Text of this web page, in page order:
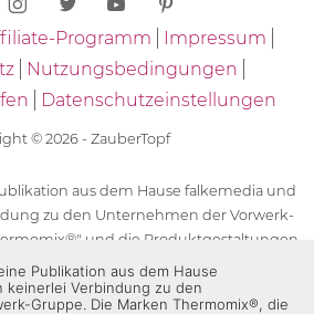
Programm
Impressum
Nutzungsbedingungen
Datenschutzeinstellungen
© 2026 - ZauberTopf
aus dem Hause falkemedia und
zu den Unternehmen der Vorwerk-
und die Produktgestaltungen
eingetragene Marken der Unternehmen
Marken Thermomix®, die Zeichen TM5®,
Publikation aus dem Hause
keinerlei Verbindung zu den
Gruppe. Die Marken Thermomix®, die